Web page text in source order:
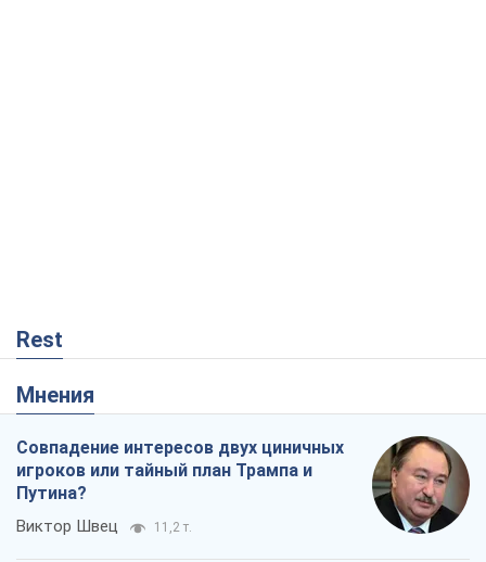
Rest
Мнения
Совпадение интересов двух циничных
игроков или тайный план Трампа и
Путина?
Виктор Швец 11,2 т.